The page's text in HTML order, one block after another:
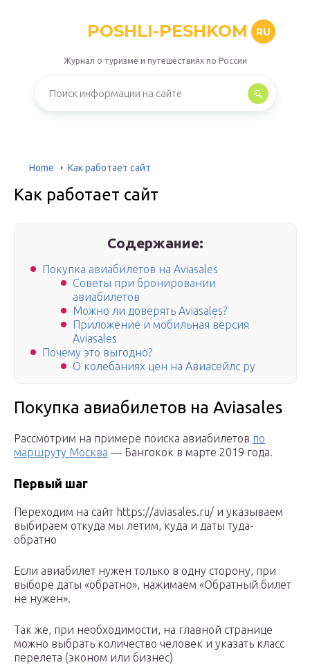
POSHLI-PESHKOM RU
Журнал о туризме и путешествиях по России
Home Как работает сайт
Как работает сайт
Содержание:
Покупка авиабилетов на Aviasales
Советы при бронировании
авиабилетов
Можно ли доверять Aviasales?
Приложение и мобильная версия
Aviasales
Почему это выгодно?
О колебаниях цен на Авиасейлс ру
Покупка авиабилетов на Aviasales
Рассмотрим на примере поиска авиабилетов по
маршруту Москва — Бангокок в марте 2019 года.
Первый шаг
Переходим на сайт https://aviasales.ru/ и указываем
выбираем откуда мы летим, куда и даты туда-
обратно
Если авиабилет нужен только в одну сторону, при
выборе даты «обратно», нажимаем «Обратный билет
не нужен».
Так же, при необходимости, на главной странице
можно выбрать количество человек и указать класс
перелета (эконом или бизнес)